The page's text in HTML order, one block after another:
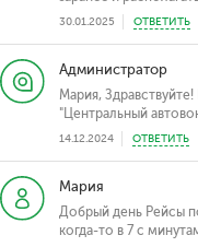
30.01.2025 ОТВЕТИТЬ
Администратор
Мария,
"Центральный
14.12.2024 ОТВЕТИТЬ
Мария
Добрый день Рейсы
когда-то в 7 с